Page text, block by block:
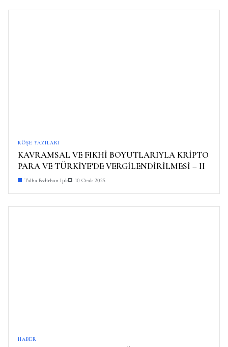
KÖŞE YAZILARI
KAVRAMSAL VE FIKHİ BOYUTLARIYLA KRİPTO
PARA VE TÜRKİYE’DE VERGİLENDİRİLMESİ – II
Talha Bedirhan Işık 10 Ocak 2025
HABER